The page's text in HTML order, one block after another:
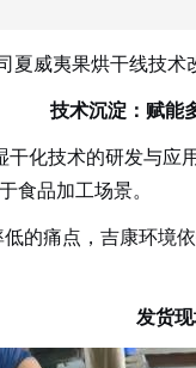
夏威夷果烘干线技术
技术沉淀：赋能
化技术的研发与
食品加工场景。
的痛点，吉康环境
发货